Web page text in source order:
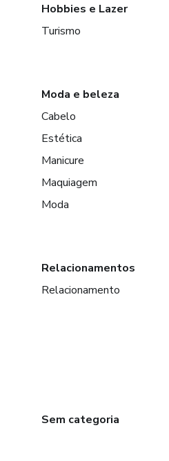
Hobbies e Lazer
Turismo
Moda e beleza
Cabelo
Estética
Manicure
Maquiagem
Moda
Relacionamentos
Relacionamento
Sem categoria